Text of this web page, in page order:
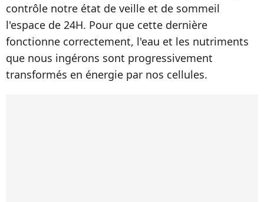
contrôle notre état de veille et de sommeil
l'espace de 24H. Pour que cette dernière
fonctionne correctement, l'eau et les nutriments
que nous ingérons sont progressivement
transformés en énergie par nos cellules.